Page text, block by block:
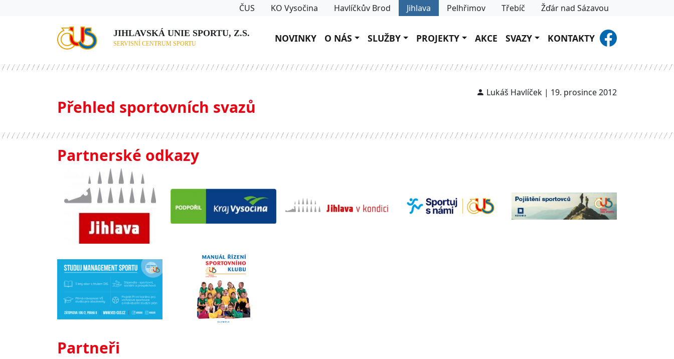
ČUS KO Vysočina Havlíčkův Brod Jihlava Pelhřimov Třebíč Žďár nad Sázavou
JIHLAVSKÁ UNIE SPORTU, Z.S.
SERVISNÍ CENTRUM SPORTU NOVINKY O NÁS SLUŽBY PROJEKTY AKCE SVAZY KONTAKTY
Lukáš Havlíček | 19. prosince 2012
Přehled sportovních svazů
Partnerské odkazy
Partneři